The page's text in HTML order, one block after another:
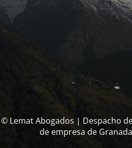
© Lemat Abogados | Despacho
de empresa de